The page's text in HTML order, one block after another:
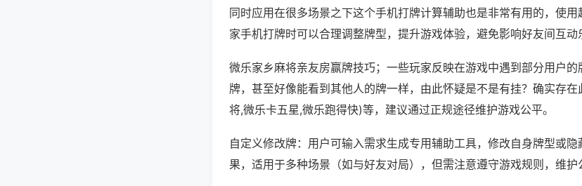
同时应用在很多场景之下这个手机打牌计算辅助也是非常有用的，使
家手机打牌时可以合理调整牌型，提升游戏体验，避免影响好友间互动
微乐家乡麻将亲友房赢牌技巧；一些玩家反映在游戏中遇到部分用户
牌，甚至好像能看到其他人的牌一样，由此怀疑是不是有挂？确实存
将,微乐卡五星,微乐跑得快)等，建议通过正规途径维护游戏公平。
自定义修改牌：用户可输入需求生成专用辅助工具，修改自身牌型或隐
果，适用于多种场景（如与好友对局），但需注意遵守游戏规则，维护